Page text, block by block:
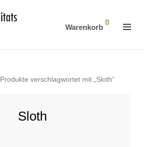
Warenkorb
0
Produkte verschlagwortet mit „Sloth“
Sloth